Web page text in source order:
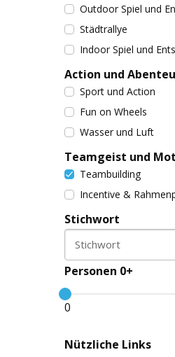
Outdoor Spiel und
Städtrallye
Indoor Spiel und
Action und
Sport und Action
Fun on Wheels
Wasser und Luft
Teamgeist und
Teambuilding
Incentive &
Stichwort
Stichwort
Personen 0+
0
Nützliche Links